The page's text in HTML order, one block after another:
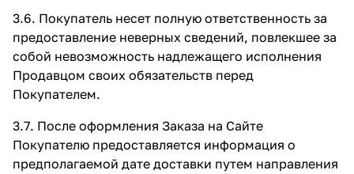
3.6. Покупатель несет полную ответственность за
предоставление неверных сведений, повлекшее за
собой невозможность надлежащего исполнения
Продавцом своих обязательств перед
Покупателем.
3.7. После оформления Заказа на Сайте
Покупателю предоставляется информация о
предполагаемой дате доставки путем направления